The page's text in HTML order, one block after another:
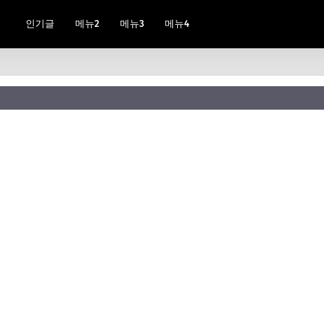
인기글 메뉴2 메뉴3 메뉴4